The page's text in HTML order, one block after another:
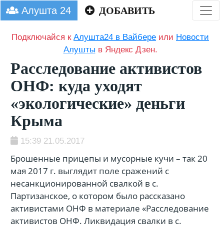
Алушта 24 ДОБАВИТЬ
Подключайся кАлушта24 в Вайбере или Новости
Алушты в Яндекс Дзен.
Расследование активистов
ОНФ: куда уходят
«экологические» деньги
Крыма
15:39 21.05.2017
Брошенные прицепы и мусорные кучи – так 20
мая 2017 г. выглядит поле сражений с
несанкционированной свалкой в с.
Партизанское, о котором было рассказано
активистами ОНФ в материале «Расследование
активистов ОНФ. Ликвидация свалки в с.